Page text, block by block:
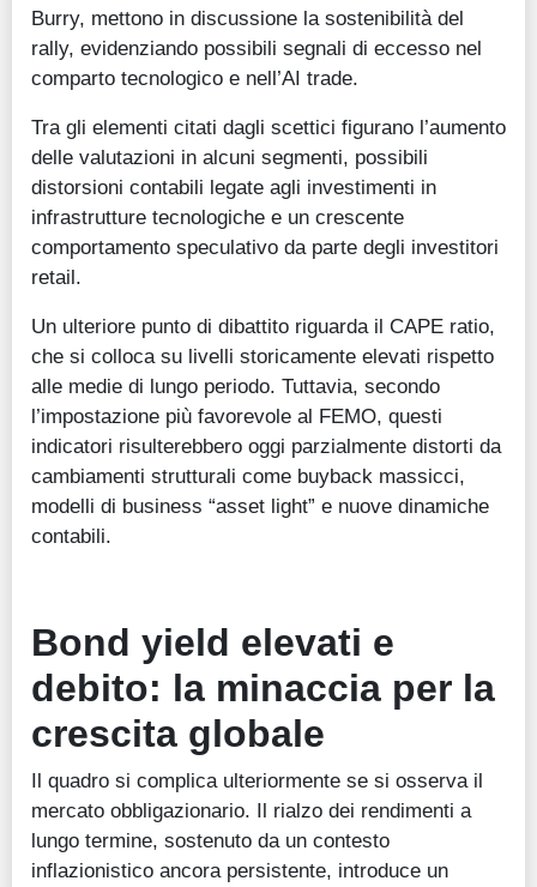
Burry, mettono in discussione la sostenibilità del
rally, evidenziando possibili segnali di eccesso nel
comparto tecnologico e nell’AI trade.
Tra gli elementi citati dagli scettici figurano l’aumento
delle valutazioni in alcuni segmenti, possibili
distorsioni contabili legate agli investimenti in
infrastrutture tecnologiche e un crescente
comportamento speculativo da parte degli investitori
retail.
Un ulteriore punto di dibattito riguarda il CAPE ratio,
che si colloca su livelli storicamente elevati rispetto
alle medie di lungo periodo. Tuttavia, secondo
l’impostazione più favorevole al FEMO, questi
indicatori risulterebbero oggi parzialmente distorti da
cambiamenti strutturali come buyback massicci,
modelli di business “asset light” e nuove dinamiche
contabili.
Bond yield elevati e
debito: la minaccia per la
crescita globale
Il quadro si complica ulteriormente se si osserva il
mercato obbligazionario. Il rialzo dei rendimenti a
lungo termine, sostenuto da un contesto
inflazionistico ancora persistente, introduce un